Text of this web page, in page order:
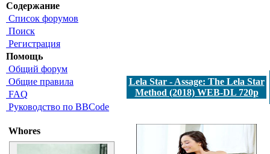
Содержание
Список форумов
Поиск
Регистрация
Помощь
Общий форум
Общие правила
FAQ
Руководство по BBCode
Whores
Lela Star - Assage: The Lela Star
Method (2018) WEB-DL 720p